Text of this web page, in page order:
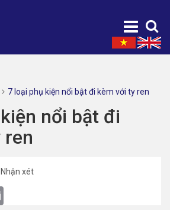
7 loại phụ kiện nổi bật đi kèm với ty ren
nổi bật đi
ren
xét